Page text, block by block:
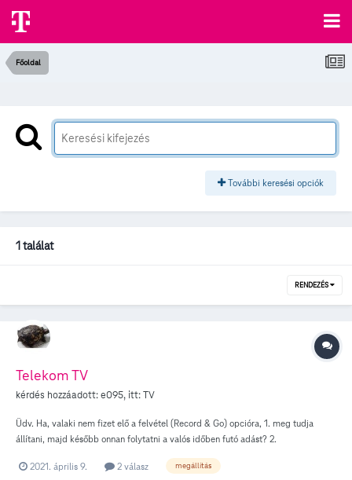
Főoldal
További keresési opciók
1 találat
RENDEZÉS
Telekom TV
kérdés hozzáadott:e095, itt:TV
Üdv. Ha, valaki nem fizet elő a felvétel (Record & Go) opcióra, 1. meg tudja
állítani, majd később onnan folytatni a valós időben futó adást? 2.
2021. április 9.
2 válasz megállítás